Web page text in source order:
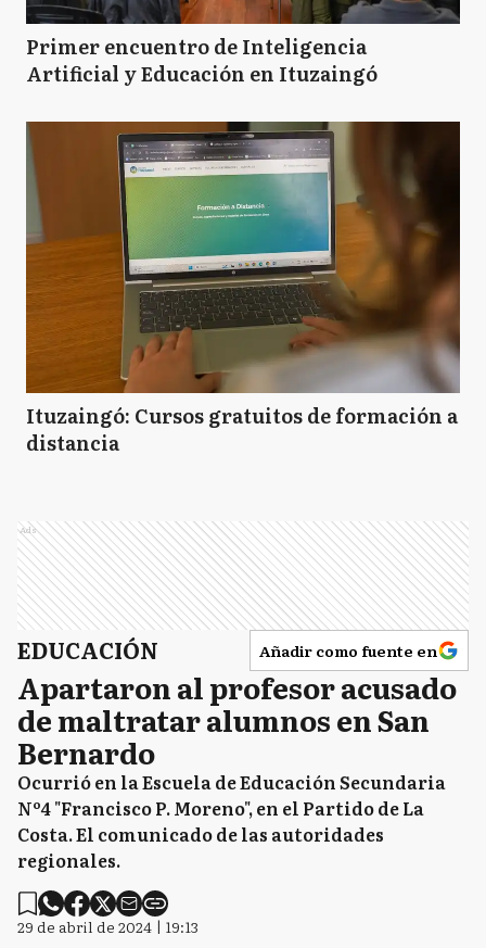
Primer encuentro de Inteligencia
Artificial y Educación en Ituzaingó
Ituzaingó: Cursos gratuitos de formación a
distancia
Ads
EDUCACIÓN Añadir como fuente en
Apartaron al profesor acusado
de maltratar alumnos en San
Bernardo
Ocurrió en la Escuela de Educación Secundaria
Nº4 "Francisco P. Moreno", en el Partido de La
Costa. El comunicado de las autoridades
regionales.
29 de abril de 2024 | 19:13